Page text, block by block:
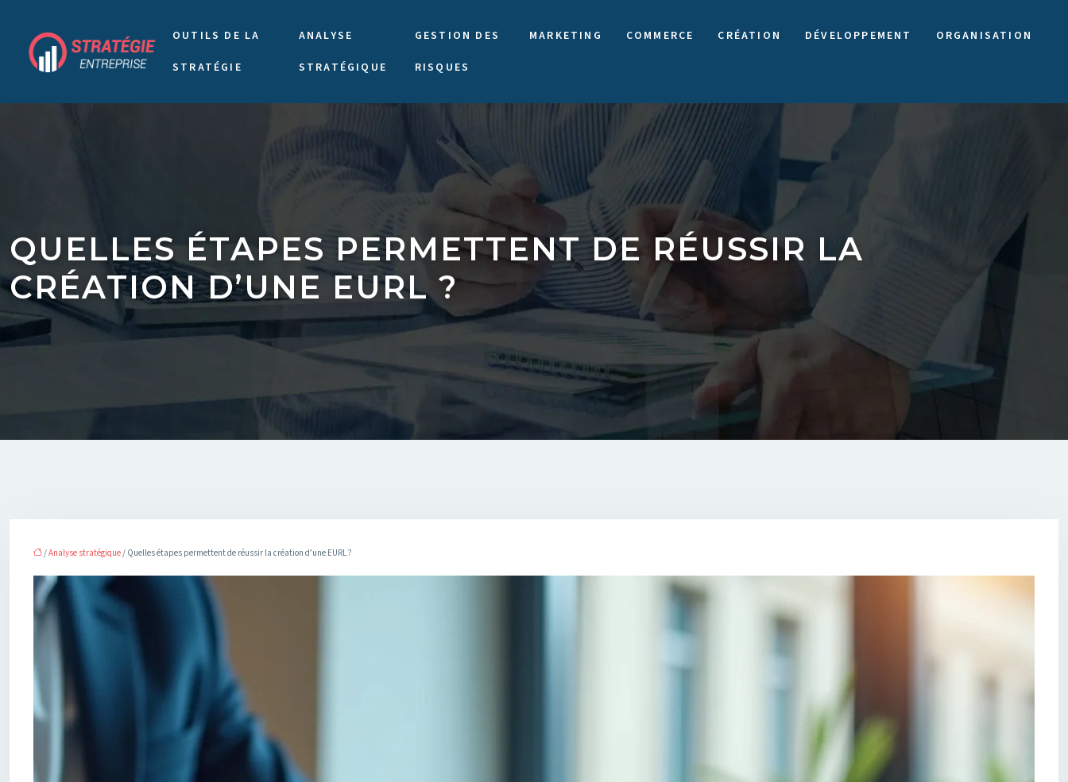
OUTILS DE LA
STRATÉGIE
ANALYSE
STRATÉGIQUE
GESTION DES
RISQUES
MARKETING COMMERCE CRÉATION DÉVELOPPEMENT ORGANISATION
QUELLES ÉTAPES PERMETTENT DE RÉUSSIR LA
CRÉATION D’UNE EURL ?
/Analyse stratégique/ Quelles étapes permettent de réussir la création d’une EURL ?